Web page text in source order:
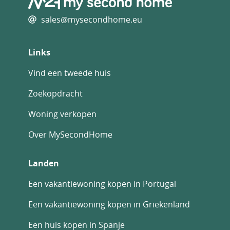
sales@mysecondhome.eu
Links
Vind een tweede huis
Zoekopdracht
Woning verkopen
Over MySecondHome
Landen
Een vakantiewoning kopen in Portugal
Een vakantiewoning kopen in Griekenland
Een huis kopen in Spanje